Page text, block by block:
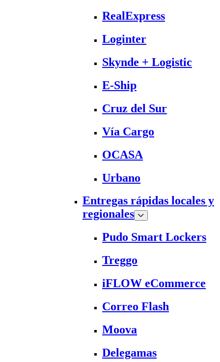
RealExpress
Loginter
Skynde + Logistic
E-Ship
Cruz del Sur
Vía Cargo
OCASA
Urbano
Entregas rápidas locales y
regionales
Pudo Smart Lockers
Treggo
iFLOW eCommerce
Correo Flash
Moova
Delegamas